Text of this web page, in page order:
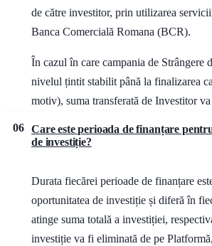
de către investitor, prin utilizarea
Banca Comercială Romana (BCR).
În cazul în care campania de Strângere
nivelul țintit stabilit până la finalizarea
motiv), suma transferată de Investitor
06 Care este perioada de finanțare
de investiție?
Durata fiecărei perioade de finanțare
oportunitatea de investiție și diferă în
atinge suma totală a investiției,
investiție va fi eliminată de pe